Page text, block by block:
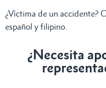
¿Víctima de un accidente?
español y filipino.
¿Necesita